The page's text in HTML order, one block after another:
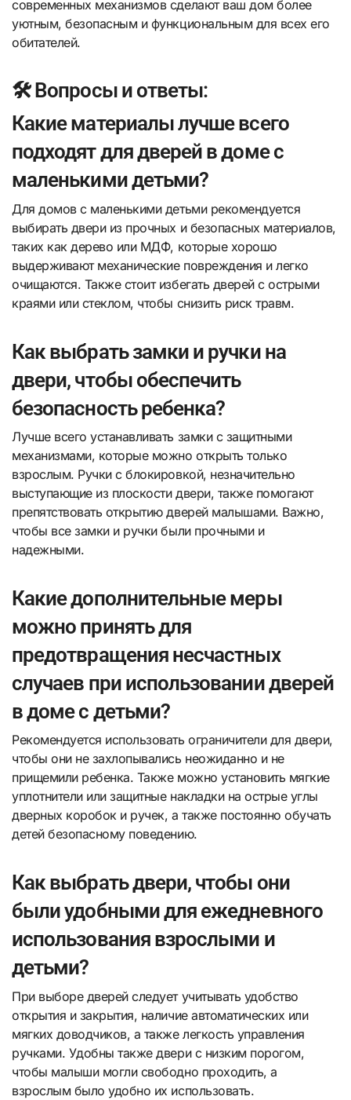
современных механизмов сделают ваш дом более
уютным, безопасным и функциональным для всех его
обитателей.
🛠️ Вопросы и ответы:
Какие материалы лучше всего
подходят для дверей в доме с
маленькими детьми?
Для домов с маленькими детьми рекомендуется
выбирать двери из прочных и безопасных материалов,
таких как дерево или МДФ, которые хорошо
выдерживают механические повреждения и легко
очищаются. Также стоит избегать дверей с острыми
краями или стеклом, чтобы снизить риск травм.
Как выбрать замки и ручки на
двери, чтобы обеспечить
безопасность ребенка?
Лучше всего устанавливать замки с защитными
механизмами, которые можно открыть только
взрослым. Ручки с блокировкой, незначительно
выступающие из плоскости двери, также помогают
препятствовать открытию дверей малышами. Важно,
чтобы все замки и ручки были прочными и
надежными.
Какие дополнительные меры
можно принять для
предотвращения несчастных
случаев при использовании дверей
в доме с детьми?
Рекомендуется использовать ограничители для двери,
чтобы они не захлопывались неожиданно и не
прищемили ребенка. Также можно установить мягкие
уплотнители или защитные накладки на острые углы
дверных коробок и ручек, а также постоянно обучать
детей безопасному поведению.
Как выбрать двери, чтобы они
были удобными для ежедневного
использования взрослыми и
детьми?
При выборе дверей следует учитывать удобство
открытия и закрытия, наличие автоматических или
мягких доводчиков, а также легкость управления
ручками. Удобны также двери с низким порогом,
чтобы малыши могли свободно проходить, а
взрослым было удобно их использовать.